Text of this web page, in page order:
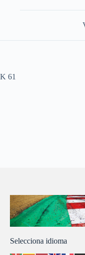
K 61
Selecciona idioma